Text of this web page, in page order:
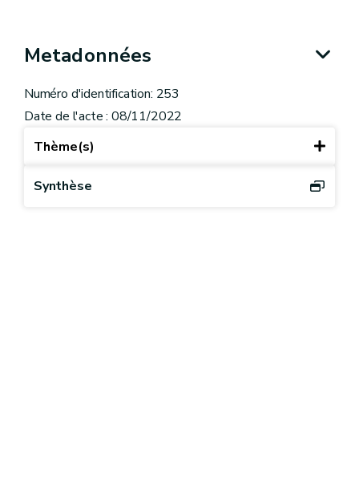
Metadonnées
Numéro d'identification: 253
Date de l'acte : 08/11/2022
Thème(s)
Synthèse